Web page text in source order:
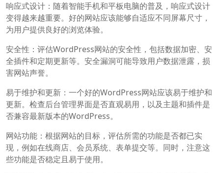
响应式设计：随着智能手机和平板电脑的普及，响应式设计
变得越来越重要。好的网站应该能够自适应不同屏幕尺寸，
为用户提供良好的浏览体验。
安全性：评估WordPress网站的安全性，包括数据加密、安
全插件和定期更新等。安全漏洞可能导致用户数据泄露，损
害网站声誉。
易于维护和更新：一个好的WordPress网站应该易于维护和
更新。检查后台管理界面是否直观易用，以及主题和插件是
否兼容最新版本的WordPress。
网站功能：根据网站的目标，评估所需的功能是否都已实
现，例如在线商店、会员系统、表单提交等。同时，注意这
些功能是否稳定且易于使用。